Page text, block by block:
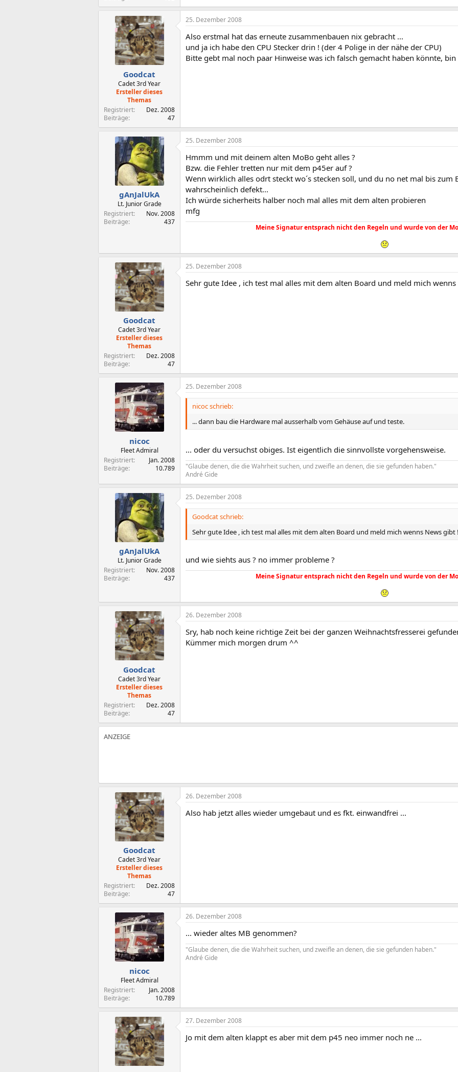
Goodcat
Cadet 3rd Year
Ersteller dieses
Themas
Registriert
Dez. 2008
Beiträge
47
25. Dezember 2008
Also erstmal hat das erneute zusammenbauen nix gebracht ...
und ja ich habe den CPU Stecker drin ! (der 4 Polige in der nähe der CPU)
Bitte gebt mal noch paar Hinweise was ich falsch gemacht haben könnte,
gAnJalUkA
Lt. Junior Grade
Registriert
Nov. 2008
Beiträge
437
25. Dezember 2008
Hmmm und mit deinem alten MoBo geht alles ?
Bzw. die Fehler tretten nur mit dem p45er auf ?
Wenn wirklich alles odrt steckt wo´s stecken soll, und du no net mal bis zum
wahrscheinlich defekt...
Ich würde sicherheits halber noch mal alles mit dem alten probieren
mfg
Meine Signatur entsprach nicht den Regeln und wurde von der
Goodcat
Cadet 3rd Year
Ersteller dieses
Themas
Registriert
Dez. 2008
Beiträge
47
25. Dezember 2008
Sehr gute Idee , ich test mal alles mit dem alten Board und meld mich wenns
nicoc
Fleet Admiral
Registriert
Jan. 2008
Beiträge
10.789
25. Dezember 2008
nicoc schrieb:
... dann bau die Hardware mal ausserhalb vom Gehäuse auf und teste.
... oder du versuchst obiges. Ist eigentlich die sinnvollste vorgehensweise.
"Glaube denen, die die Wahrheit suchen, und zweifle an denen, die sie gefunden haben."
André Gide
gAnJalUkA
Lt. Junior Grade
Registriert
Nov. 2008
Beiträge
437
25. Dezember 2008
Goodcat schrieb:
Sehr gute Idee , ich test mal alles mit dem alten Board und meld mich wenns News gibt !
und wie siehts aus ? no immer probleme ?
Meine Signatur entsprach nicht den Regeln und wurde von der
Goodcat
Cadet 3rd Year
Ersteller dieses
Themas
Registriert
Dez. 2008
Beiträge
47
26. Dezember 2008
Sry, hab noch keine richtige Zeit bei der ganzen Weihnachtsfresserei
Kümmer mich morgen drum ^^
Goodcat
Cadet 3rd Year
Ersteller dieses
Themas
Registriert
Dez. 2008
Beiträge
47
26. Dezember 2008
Also hab jetzt alles wieder umgebaut und es fkt. einwandfrei ...
nicoc
Fleet Admiral
Registriert
Jan. 2008
Beiträge
10.789
26. Dezember 2008
... wieder altes MB genommen?
"Glaube denen, die die Wahrheit suchen, und zweifle an denen, die sie gefunden haben."
André Gide
27. Dezember 2008
Jo mit dem alten klappt es aber mit dem p45 neo immer noch ne ...